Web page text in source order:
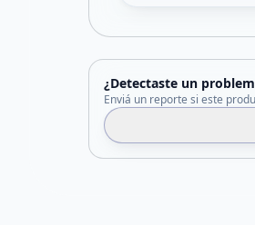
¿Detectaste un
Enviá un reporte si este